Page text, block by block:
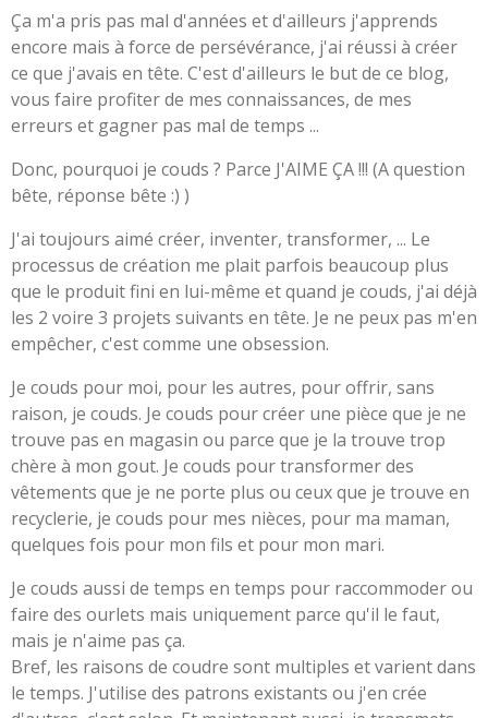
Ça m'a pris pas mal d'années et d'ailleurs j'apprends
encore mais à force de persévérance, j'ai réussi à créer
ce que j'avais en tête. C'est d'ailleurs le but de ce blog,
vous faire profiter de mes connaissances, de mes
erreurs et gagner pas mal de temps ...
Donc, pourquoi je couds ? Parce J'AIME ÇA !!! (A question
bête, réponse bête :) )
J'ai toujours aimé créer, inventer, transformer, ... Le
processus de création me plait parfois beaucoup plus
que le produit fini en lui-même et quand je couds, j'ai déjà
les 2 voire 3 projets suivants en tête. Je ne peux pas m'en
empêcher, c'est comme une obsession.
Je couds pour moi, pour les autres, pour offrir, sans
raison, je couds. Je couds pour créer une pièce que je ne
trouve pas en magasin ou parce que je la trouve trop
chère à mon gout. Je couds pour transformer des
vêtements que je ne porte plus ou ceux que je trouve en
recyclerie, je couds pour mes nièces, pour ma maman,
quelques fois pour mon fils et pour mon mari.
Je couds aussi de temps en temps pour raccommoder ou
faire des ourlets mais uniquement parce qu'il le faut,
mais je n'aime pas ça.
Bref, les raisons de coudre sont multiples et varient dans
le temps. J'utilise des patrons existants ou j'en crée